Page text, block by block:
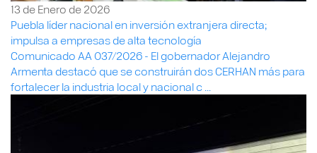
13 de Enero de 2026
Puebla líder nacional en inversión extranjera directa;
impulsa a empresas de alta tecnología
Comunicado AA 037/2026 - El gobernador Alejandro
Armenta destacó que se construirán dos CERHAN más para
fortalecer la industria local y nacional c ...